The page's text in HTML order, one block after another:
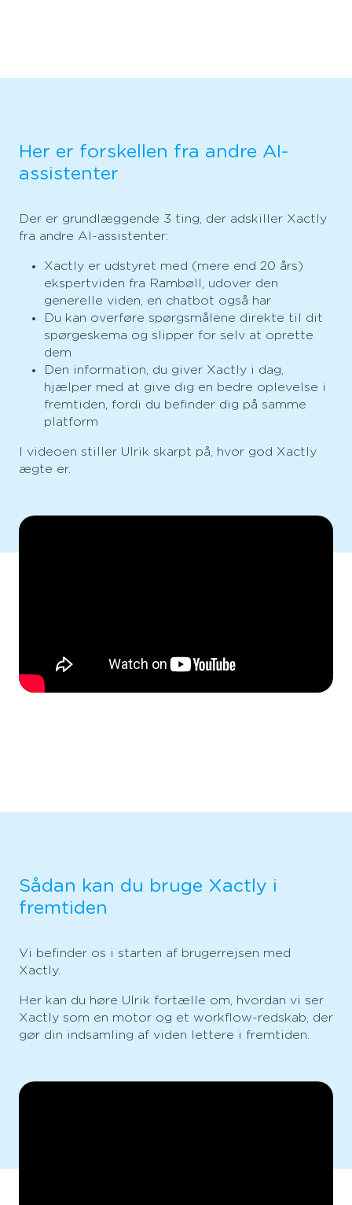
Her er forskellen fra andre AI-
assistenter
Der er grundlæggende 3 ting, der adskiller Xactly
fra andre AI-assistenter:
Xactly er udstyret med (mere end 20 års)
ekspertviden fra Rambøll, udover den
generelle viden, en chatbot også har
Du kan overføre spørgsmålene direkte til dit
spørgeskema og slipper for selv at oprette
dem
Den information, du giver Xactly i dag,
hjælper med at give dig en bedre oplevelse i
fremtiden, fordi du befinder dig på samme
platform
I videoen stiller Ulrik skarpt på, hvor god Xactly
ægte er.
Sådan kan du bruge Xactly i
fremtiden
Vi befinder os i starten af brugerrejsen med
Xactly.
Her kan du høre Ulrik fortælle om, hvordan vi ser
Xactly som en motor og et workflow-redskab, der
gør din indsamling af viden lettere i fremtiden.